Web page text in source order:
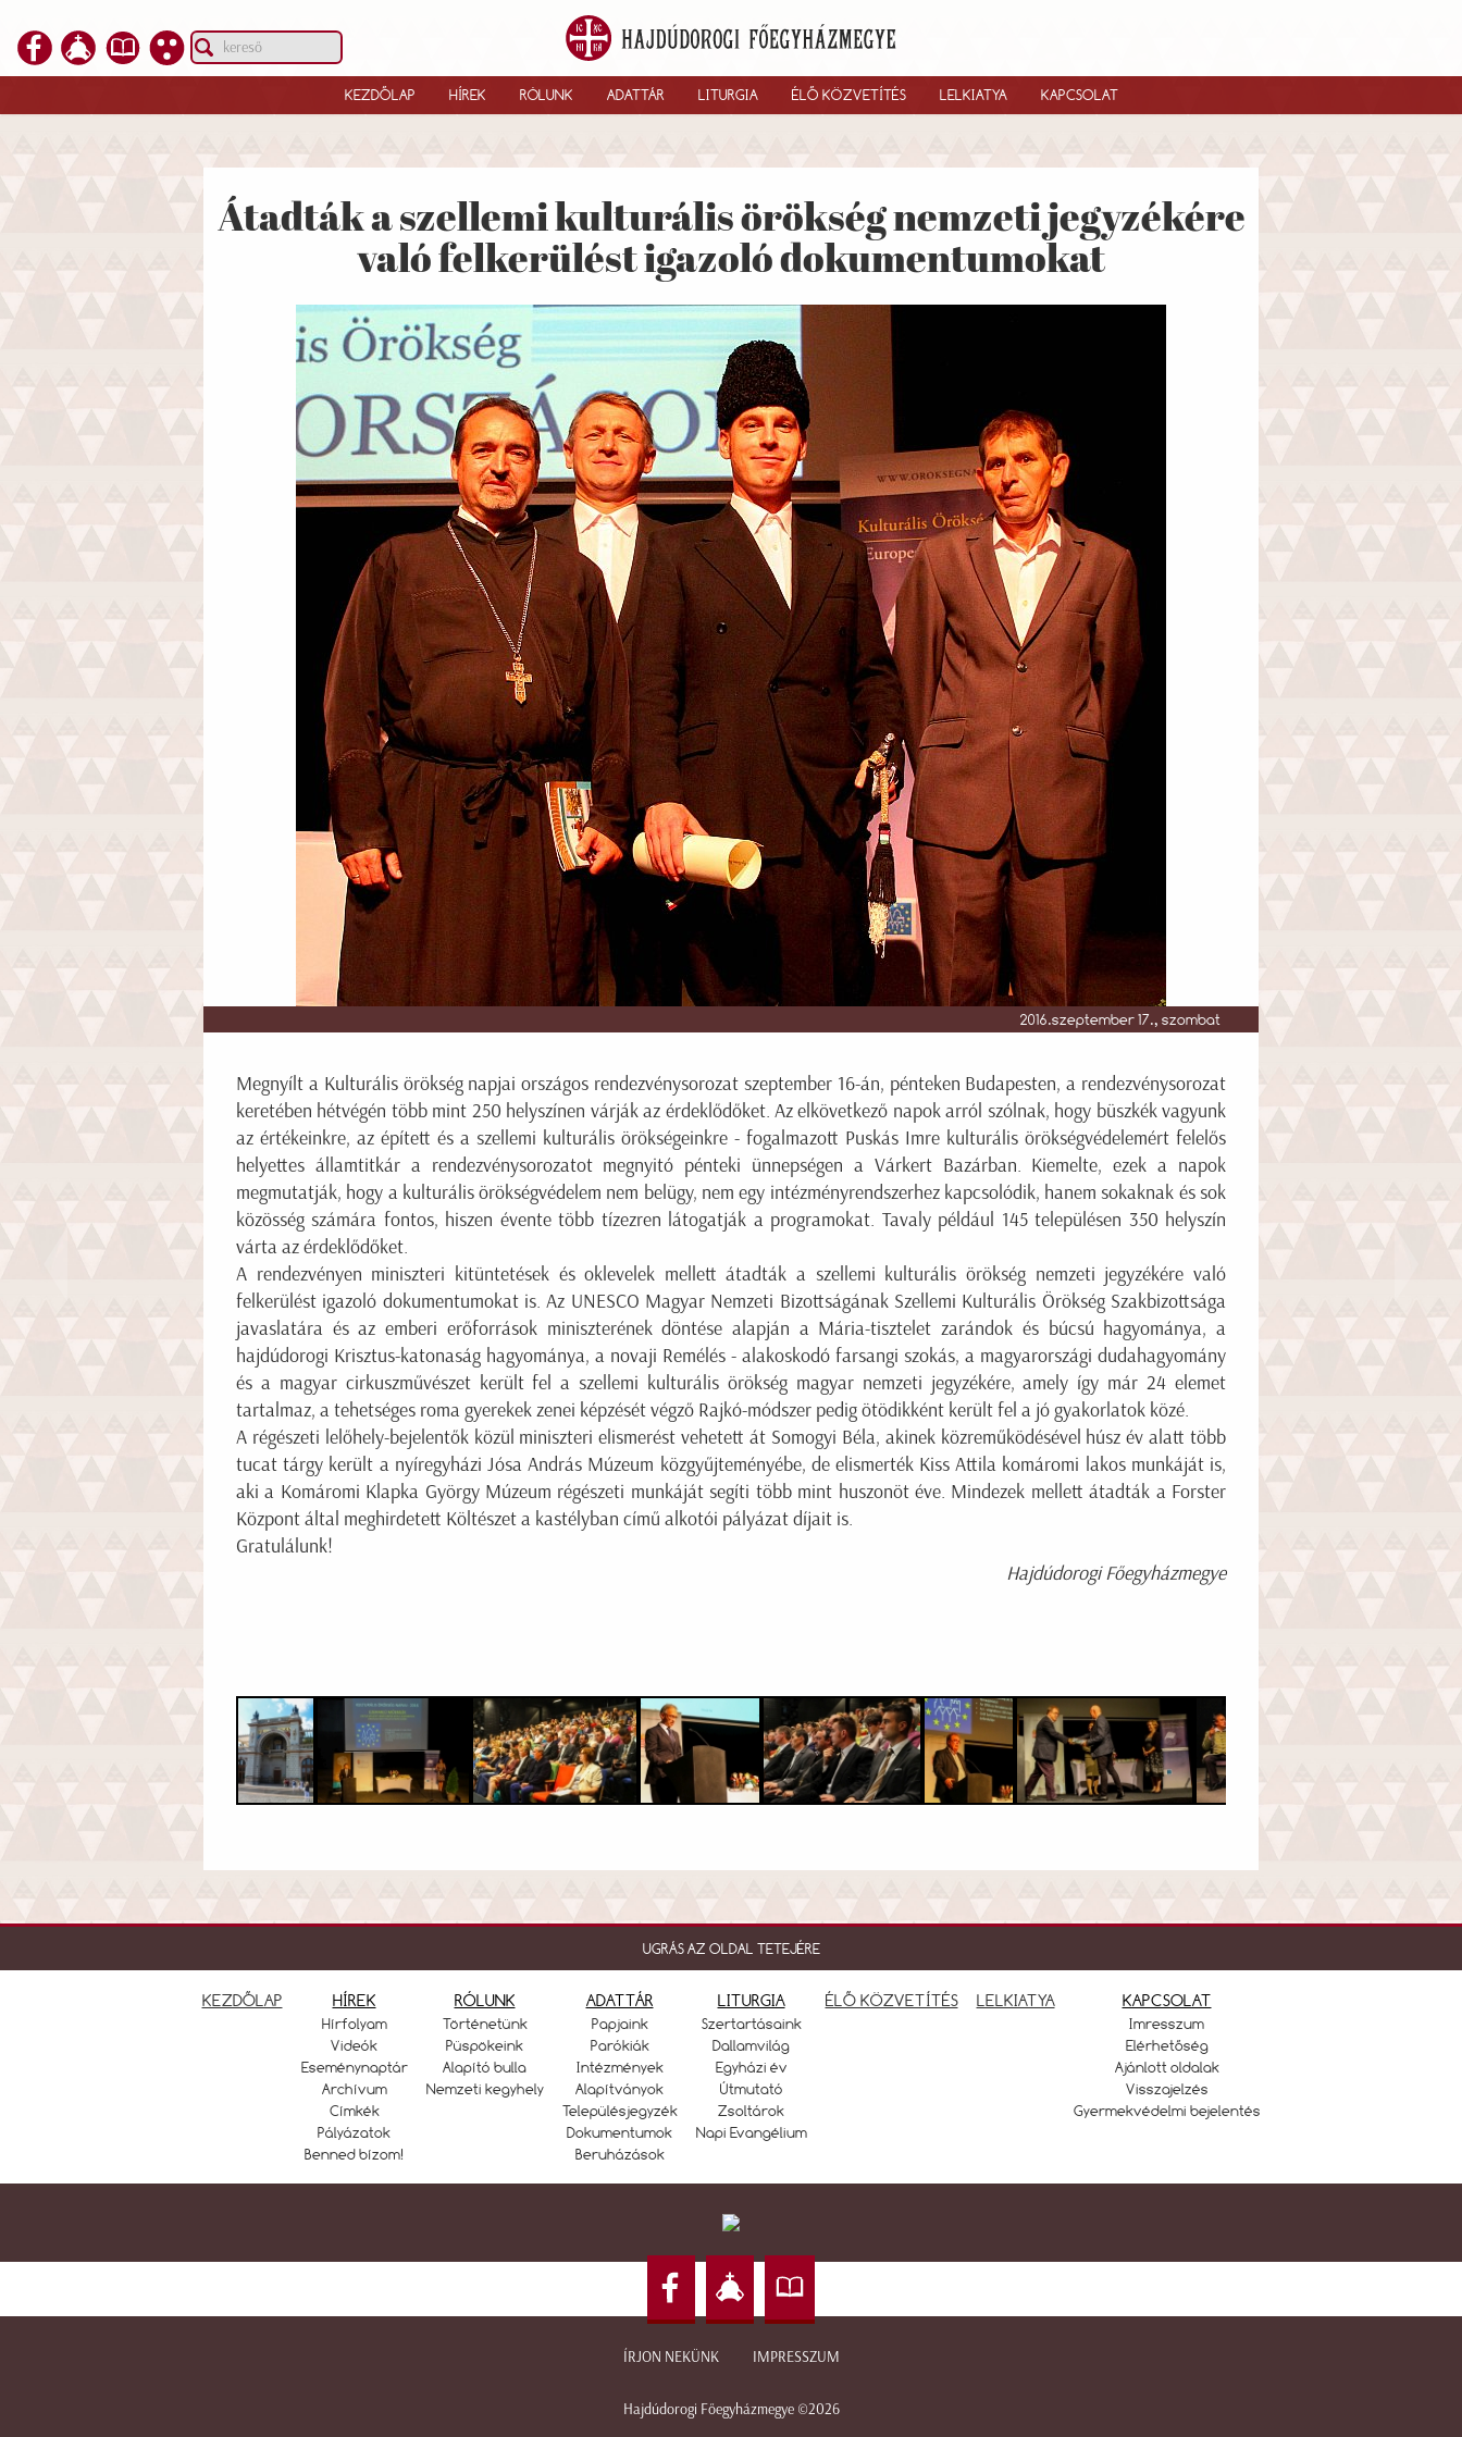
KEZDŐLAP HÍREK RÓLUNK ADATTÁR LITURGIA ÉLŐ KÖZVETÍTÉS LELKIATYA KAPCSOLAT
Átadták a szellemi kulturális örökség nemzeti jegyzékére
való felkerülést igazoló dokumentumokat
2016.szeptember 17., szombat
Megnyílt a Kulturális örökség napjai országos rendezvénysorozat szeptember 16-án, pénteken Budapesten, a rendezvénysorozat
keretében hétvégén több mint 250 helyszínen várják az érdeklődőket. Az elkövetkező napok arról szólnak, hogy büszkék vagyunk
az értékeinkre, az épített és a szellemi kulturális örökségeinkre - fogalmazott Puskás Imre kulturális örökségvédelemért felelős
helyettes államtitkár a rendezvénysorozatot megnyitó pénteki ünnepségen a Várkert Bazárban. Kiemelte, ezek a napok
megmutatják, hogy a kulturális örökségvédelem nem belügy, nem egy intézményrendszerhez kapcsolódik, hanem sokaknak és sok
közösség számára fontos, hiszen évente több tízezren látogatják a programokat. Tavaly például 145 településen 350 helyszín
várta az érdeklődőket.
A rendezvényen miniszteri kitüntetések és oklevelek mellett átadták a szellemi kulturális örökség nemzeti jegyzékére való
felkerülést igazoló dokumentumokat is. Az UNESCO Magyar Nemzeti Bizottságának Szellemi Kulturális Örökség Szakbizottsága
javaslatára és az emberi erőforrások miniszterének döntése alapján a Mária-tisztelet zarándok és búcsú hagyománya, a
hajdúdorogi Krisztus-katonaság hagyománya, a novaji Remélés - alakoskodó farsangi szokás, a magyarországi dudahagyomány
és a magyar cirkuszművészet került fel a szellemi kulturális örökség magyar nemzeti jegyzékére, amely így már 24 elemet
tartalmaz, a tehetséges roma gyerekek zenei képzését végző Rajkó-módszer pedig ötödikként került fel a jó gyakorlatok közé.
A régészeti lelőhely-bejelentők közül miniszteri elismerést vehetett át Somogyi Béla, akinek közreműködésével húsz év alatt több
tucat tárgy került a nyíregyházi Jósa András Múzeum közgyűjteményébe, de elismerték Kiss Attila komáromi lakos munkáját is,
aki a Komáromi Klapka György Múzeum régészeti munkáját segíti több mint huszonöt éve. Mindezek mellett átadták a Forster
Központ által meghirdetett Költészet a kastélyban című alkotói pályázat díjait is.
Gratulálunk!
Hajdúdorogi Főegyházmegye
UGRÁS AZ OLDAL TETEJÉRE
KEZDŐLAP HÍREK
Hírfolyam
Videók
Eseménynaptár
Archívum
Címkék
Pályázatok
Benned bízom!
RÓLUNK
Történetünk
Püspökeink
Alapító bulla
Nemzeti kegyhely
ADATTÁR
Papjaink
Parókiák
Intézmények
Alapítványok
Településjegyzék
Dokumentumok
Beruházások
LITURGIA
Szertartásaink
Dallamvilág
Egyházi év
Útmutató
Zsoltárok
Napi Evangélium
ÉLŐ KÖZVETÍTÉS LELKIATYA KAPCSOLAT
Imresszum
Elérhetőség
Ajánlott oldalak
Visszajelzés
Gyermekvédelmi bejelentés
ÍRJON NEKÜNK IMPRESSZUM
Hajdúdorogi Főegyházmegye ©2026